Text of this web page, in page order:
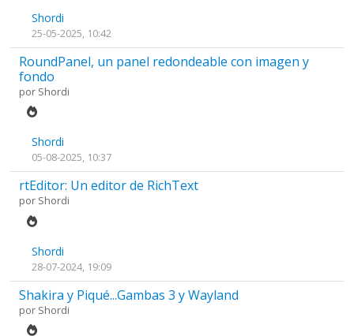
Shordi
25-05-2025, 10:42
RoundPanel, un panel redondeable con imagen y
fondo
por Shordi
Shordi
05-08-2025, 10:37
rtEditor: Un editor de RichText
por Shordi
Shordi
28-07-2024, 19:09
Shakira y Piqué...Gambas 3 y Wayland
por Shordi